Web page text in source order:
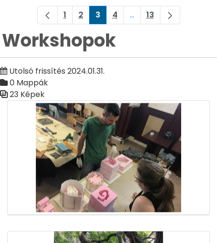
Oldal
1 Oldal
2 Oldal
3 Oldal
4 ...Köztes oldalak
Oldal
13
Workshopok
Utolsó frissítés 2024.01.31.
0 Mappák
23 Képek